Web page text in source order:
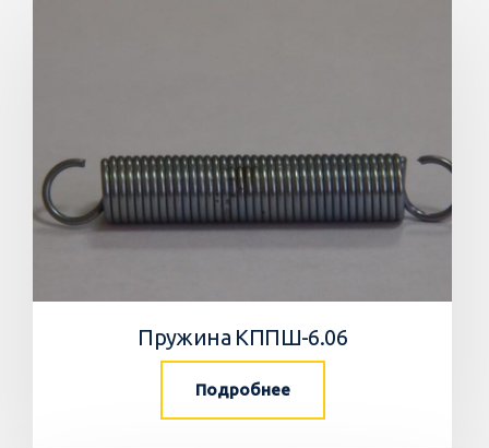
Пружина КППШ-6.06
Подробнее